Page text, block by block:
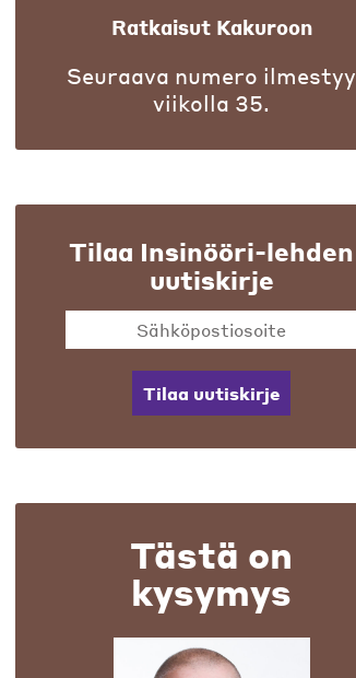
Ratkaisut Kakuroon
Seuraava numero ilmestyy
viikolla 35.
Tilaa Insinööri-lehden
uutiskirje
Tilaa uutiskirje
Tästä on
kysymys